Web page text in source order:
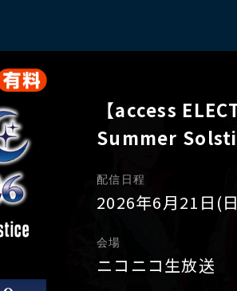
【access
Summer
配信日程
2026年6月21日(
会場
ニコニコ生放送